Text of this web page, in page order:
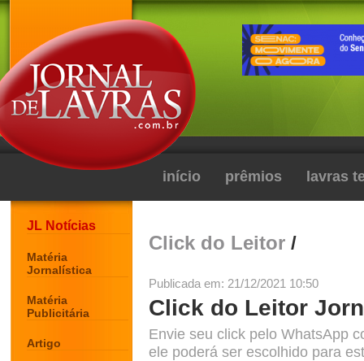
início prêmios lavras
JL Notícias
Matéria
Jornalística
Matéria
Publicitária
Artigo
Click do Leitor /
Publicada em: 21/12/2021 10:50
Click do Leitor
Envie seu click pelo WhatsApp
ele poderá ser escolhido para